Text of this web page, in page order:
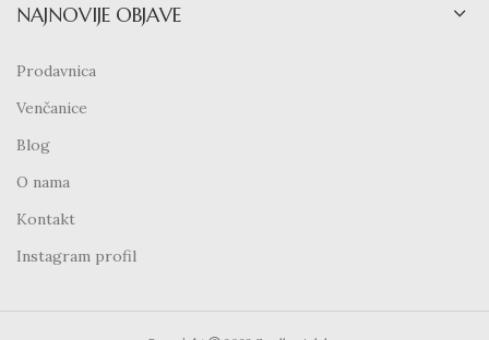
NAJNOVIJE OBJAVE
Prodavnica
Venčanice
Blog
O nama
Kontakt
Instagram profil